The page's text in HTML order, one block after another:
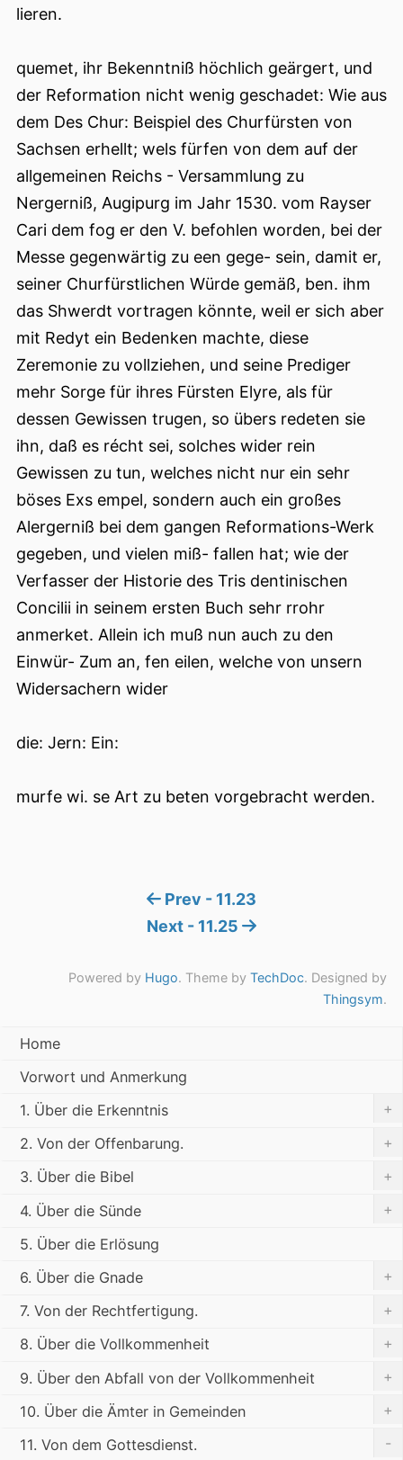
lieren.
quemet, ihr Bekenntniß höchlich geärgert, und
der Reformation nicht wenig geschadet: Wie aus
dem Des Chur: Beispiel des Churfürsten von
Sachsen erhellt; wels fürfen von dem auf der
allgemeinen Reichs - Versammlung zu
Nergerniß, Augipurg im Jahr 1530. vom Rayser
Cari dem fog er den V. befohlen worden, bei der
Messe gegenwärtig zu een gege- sein, damit er,
seiner Churfürstlichen Würde gemäß, ben. ihm
das Shwerdt vortragen könnte, weil er sich aber
mit Redyt ein Bedenken machte, diese
Zeremonie zu vollziehen, und seine Prediger
mehr Sorge für ihres Fürsten Elyre, als für
dessen Gewissen trugen, so übers redeten sie
ihn, daß es récht sei, solches wider rein
Gewissen zu tun, welches nicht nur ein sehr
böses Exs empel, sondern auch ein großes
Alergerniß bei dem gangen Reformations-Werk
gegeben, und vielen miß- fallen hat; wie der
Verfasser der Historie des Tris dentinischen
Concilii in seinem ersten Buch sehr rrohr
anmerket. Allein ich muß nun auch zu den
Einwür- Zum an, fen eilen, welche von unsern
Widersachern wider
die: Jern: Ein:
murfe wi. se Art zu beten vorgebracht werden.
Prev - 11.23
Next - 11.25
Powered by Hugo. Theme by TechDoc. Designed by
Thingsym.
Home
Vorwort und Anmerkung
1. Über die Erkenntnis
+
2. Von der Offenbarung.
+
3. Über die Bibel
+
4. Über die Sünde
+
5. Über die Erlösung
6. Über die Gnade
+
7. Von der Rechtfertigung.
+
8. Über die Vollkommenheit
+
9. Über den Abfall von der Vollkommenheit
+
10. Über die Ämter in Gemeinden
+
11. Von dem Gottesdienst.
-